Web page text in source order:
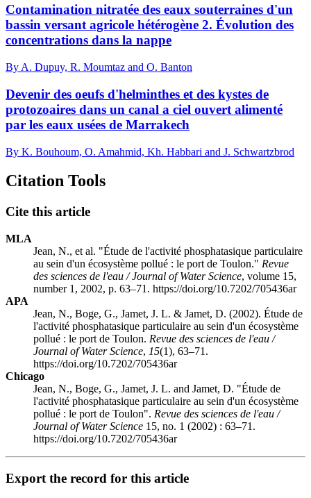
Contamination nitratée des eaux souterraines d'un
bassin versant agricole hétérogène 2. Évolution des
concentrations dans la nappe
By A. Dupuy, R. Moumtaz and O. Banton
Devenir des oeufs d'helminthes et des kystes de
protozoaires dans un canal a ciel ouvert alimenté
par les eaux usées de Marrakech
By K. Bouhoum, O. Amahmid, Kh. Habbari and J. Schwartzbrod
Citation Tools
Cite this article
MLA
Jean, N., et al. "Étude de l'activité phosphatasique particulaire
au sein d'un écosystème pollué : le port de Toulon." Revue
des sciences de l'eau / Journal of Water Science, volume 15,
number 1, 2002, p. 63–71. https://doi.org/10.7202/705436ar
APA
Jean, N., Boge, G., Jamet, J. L. & Jamet, D. (2002). Étude de
l'activité phosphatasique particulaire au sein d'un écosystème
pollué : le port de Toulon. Revue des sciences de l'eau /
Journal of Water Science, 15(1), 63–71.
https://doi.org/10.7202/705436ar
Chicago
Jean, N., Boge, G., Jamet, J. L. and Jamet, D. "Étude de
l'activité phosphatasique particulaire au sein d'un écosystème
pollué : le port de Toulon". Revue des sciences de l'eau /
Journal of Water Science 15, no. 1 (2002) : 63–71.
https://doi.org/10.7202/705436ar
Export the record for this article